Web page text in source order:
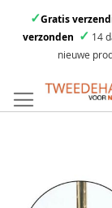
✓Gratis
verzonden ✓ 14
nieuwe
direct
door